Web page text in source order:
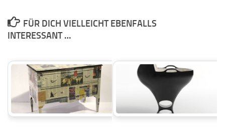
FÜR DICH VIELLEICHT EBENFALLS
INTERESSANT …